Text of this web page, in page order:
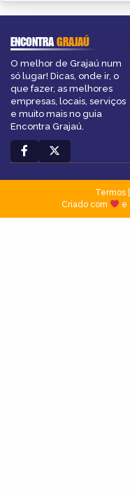
ENCONTRAGRAJAÚ
O melhor de Grajaú num
só lugar! Dicas, onde ir, o
que fazer, as melhores
empresas, locais, serviços
e muito mais no guia
Encontra Grajaú.
Termos|
Criado com
e